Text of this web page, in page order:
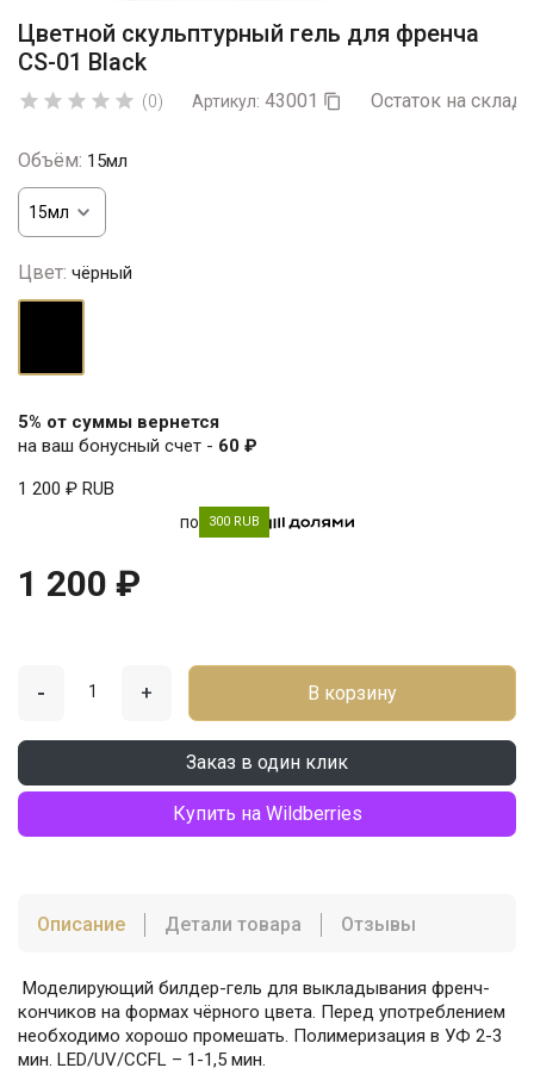
Цветной скульптурный гель для френча
CS-01 Black
     (0) Артикул: 43001  Остаток на
Объём: 15мл
Цвет: чёрный
5% от суммы вернется
на ваш бонусный счет - 60 ₽
1 200 ₽ RUB
по 300 RUB
1 200 ₽
- + В корзину
Заказ в один клик
Купить на Wildberries
Описание Детали товара Отзывы
Моделирующий билдер-гель для выкладывания френч-
кончиков на формах чёрного цвета. Перед употреблением
необходимо хорошо промешать. Полимеризация в УФ 2-3
мин. LED/UV/CCFL – 1-1,5 мин.